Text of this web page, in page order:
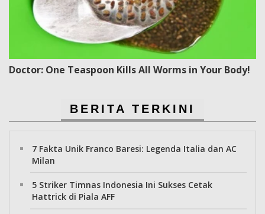
Doctor: One Teaspoon Kills All Worms in Your Body!
BERITA TERKINI
7 Fakta Unik Franco Baresi: Legenda Italia dan AC
Milan
5 Striker Timnas Indonesia Ini Sukses Cetak
Hattrick di Piala AFF